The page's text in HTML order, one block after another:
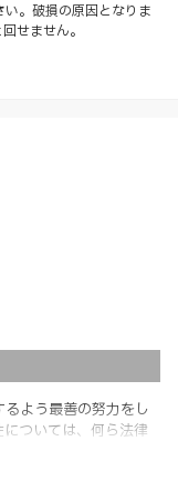
。破損の原因となりま
せません。
よう最善の努力をし
ついては、何ら法律